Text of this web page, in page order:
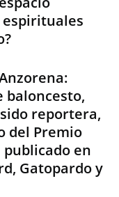
baloncesto,
reportera,
del Premio
publicado en
Gatopardo y